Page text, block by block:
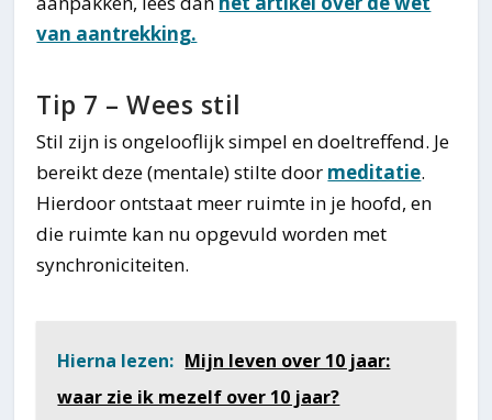
van aantrekking.
Tip 7 – Wees stil
Stil zijn is ongelooflijk simpel en doeltreffend. Je
bereikt deze (mentale) stilte door meditatie.
Hierdoor ontstaat meer ruimte in je hoofd, en
die ruimte kan nu opgevuld worden met
synchroniciteiten.
Hierna lezen: Mijn leven over 10 jaar:
waar zie ik mezelf over 10 jaar?